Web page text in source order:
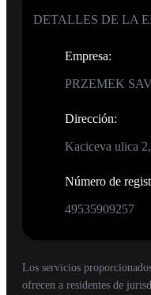
DETALLES DE LA
Empresa:
PRZEMEK
Dirección:
Kaciceva ulica
Número de
49535909257
Los servicios
ofrecen a residentes de